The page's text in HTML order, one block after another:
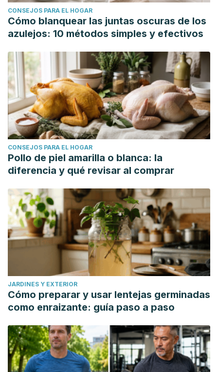
CONSEJOS PARA EL HOGAR
Cómo blanquear las juntas oscuras de los
azulejos: 10 métodos simples y efectivos
CONSEJOS PARA EL HOGAR
Pollo de piel amarilla o blanca: la
diferencia y qué revisar al comprar
JARDINES Y EXTERIOR
Cómo preparar y usar lentejas germinadas
como enraizante: guía paso a paso